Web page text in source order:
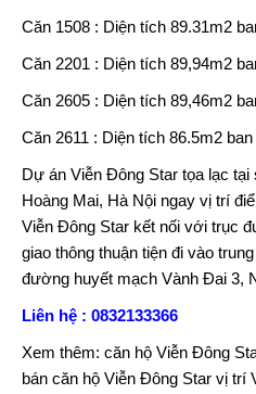
Căn 1508 : Diện tích 89.31m2
Căn 2201 : Diện tích 89,94m2
Căn 2605 : Diện tích 89,46m2
Căn 2611 : Diện tích 86.5m2
Dự án Viễn Đông Star tọa lạc tại
Hoàng Mai, Hà Nội ngay vị trí
Viễn Đông Star kết nối với trục
giao thông thuận tiện đi vào
đường huyết mạch Vành Đai 3,
Liên hệ : 0832133366
Xem thêm: căn hộ Viễn Đông
bán căn hộ Viễn Đông Star vị trí